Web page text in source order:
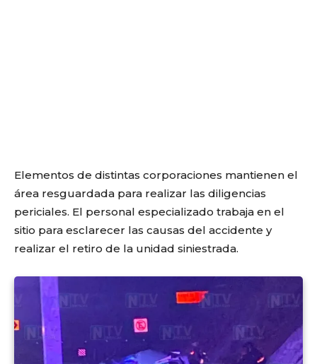
Elementos de distintas corporaciones mantienen el
área resguardada para realizar las diligencias
periciales. El personal especializado trabaja en el
sitio para esclarecer las causas del accidente y
realizar el retiro de la unidad siniestrada.